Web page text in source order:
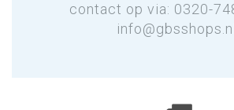
contact op via: 0320-
info@gbsshops.nl